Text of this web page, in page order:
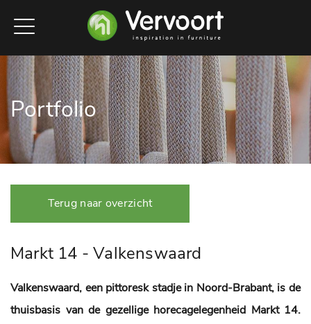
Portfolio
Terug naar overzicht
Markt 14 - Valkenswaard
Valkenswaard, een pittoresk stadje in Noord-Brabant, is de
thuisbasis van de gezellige horecagelegenheid Markt 14.